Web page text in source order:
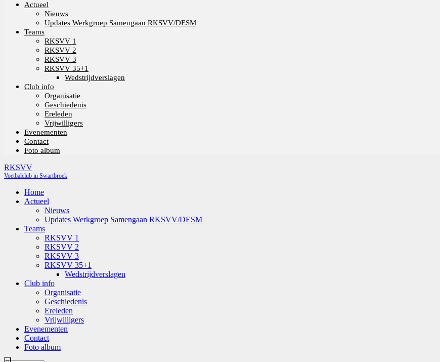
Actueel
Nieuws
Updates Werkgroep Samengaan RKSVV/DESM
Teams
RKSVV 1
RKSVV 2
RKSVV 3
RKSVV 35+1
Wedstrijdverslagen
Club info
Organisatie
Geschiedenis
Ereleden
Vrijwilligers
Evenementen
Contact
Foto album
RKSVV
Voetbalclub in Swartbroek
Home
Actueel
Nieuws
Updates Werkgroep Samengaan RKSVV/DESM
Teams
RKSVV 1
RKSVV 2
RKSVV 3
RKSVV 35+1
Wedstrijdverslagen
Club info
Organisatie
Geschiedenis
Ereleden
Vrijwilligers
Evenementen
Contact
Foto album